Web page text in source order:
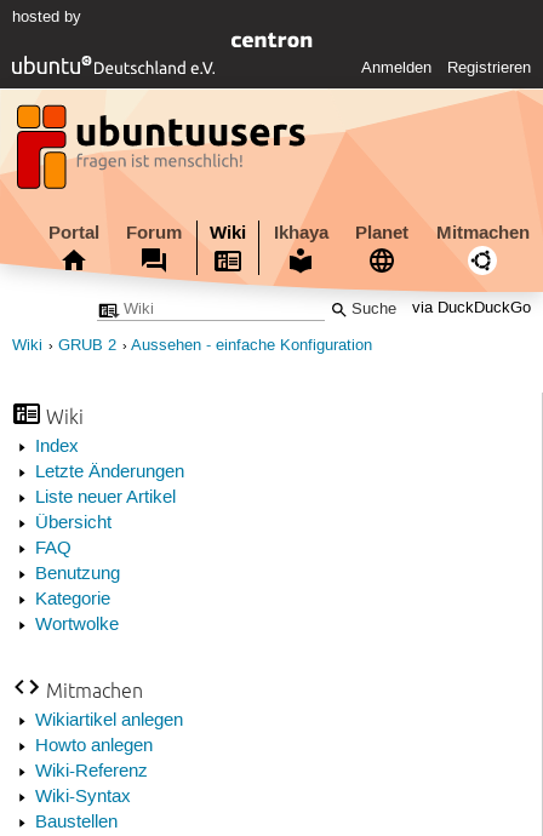
hosted by
Anmelden Registrieren
Portal Forum Wiki Ikhaya Planet Mitmachen
via DuckDuckGo
Wiki GRUB 2 Aussehen - einfache Konfiguration
Wiki
Index
Letzte Änderungen
Liste neuer Artikel
Übersicht
FAQ
Benutzung
Kategorie
Wortwolke
Mitmachen
Wikiartikel anlegen
Howto anlegen
Wiki-Referenz
Wiki-Syntax
Baustellen